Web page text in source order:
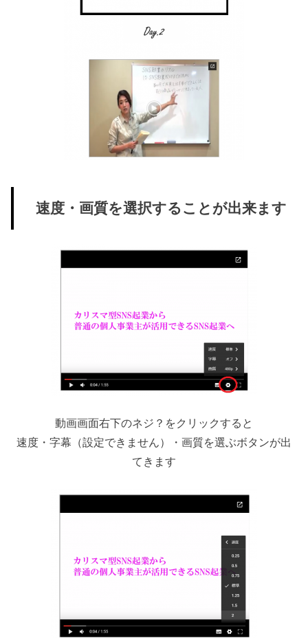
速度・画質を選択することが出来ます
動画画面右下のネジ？をクリックすると
速度・字幕（設定できません）・画質を選ぶボタンが出
てきます